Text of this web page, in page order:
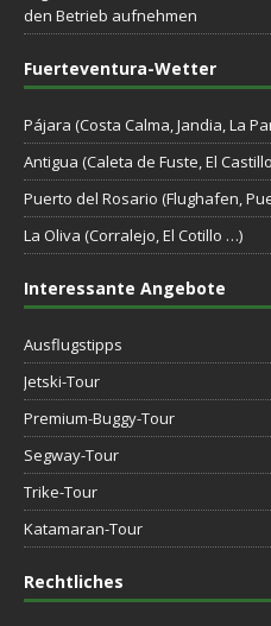
den Betrieb aufnehmen
Fuerteventura-Wetter
Pájara (Costa Calma, Jandia, La
Antigua (Caleta de Fuste, El
Puerto del Rosario (Flughafen,
La Oliva (Corralejo, El Cotillo …)
Interessante Angebote
Ausflugstipps
Jetski-Tour
Premium-Buggy-Tour
Segway-Tour
Trike-Tour
Katamaran-Tour
Rechtliches